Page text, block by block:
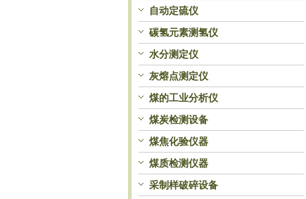
自动定硫仪
碳氢元素测氢仪
水分测定仪
灰熔点测定仪
煤的工业分析仪
煤炭检测设备
煤焦化验仪器
煤质检测仪器
采制样破碎设备